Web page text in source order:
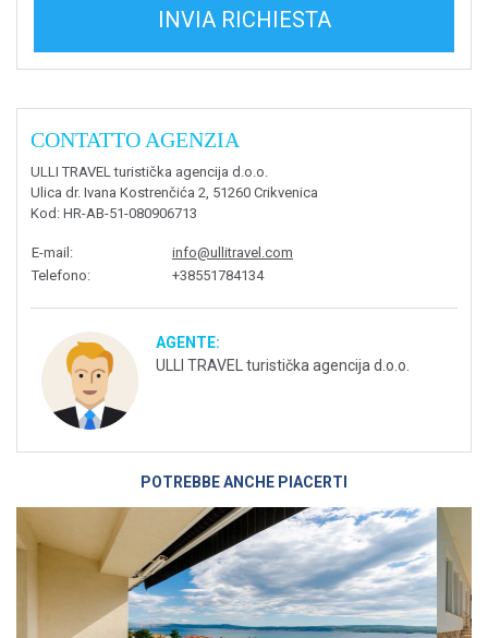
INVIA RICHIESTA
CONTATTO AGENZIA
ULLI TRAVEL turistička agencija d.o.o.
Ulica dr. Ivana Kostrenčića 2, 51260 Crikvenica
Kod: HR-AB-51-080906713
E-mail:
info@ullitravel.com
Telefono: +38551784134
AGENTE:
ULLI TRAVEL turistička agencija d.o.o.
POTREBBE ANCHE PIACERTI